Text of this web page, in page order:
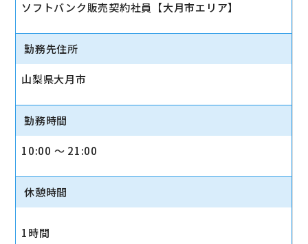
ソフトバンク販売契約社員【大月市エリア】
勤務先住所
山梨県大月市
勤務時間
10:00 〜 21:00
休憩時間
1時間